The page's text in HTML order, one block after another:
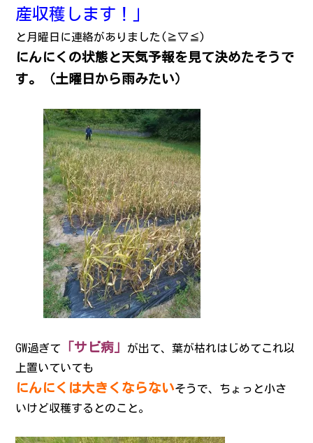
産収穫します！」
と月曜日に連絡がありました(≧▽≦)
にんにくの状態と天気予報を見て決めたそうで
す。（土曜日から雨みたい）
GW過ぎて 「サビ病」 が出て、葉が枯れはじめてこれ以
上置いていても
にんにくは大きくならないそうで、ちょっと小さ
いけど収穫するとのこと。